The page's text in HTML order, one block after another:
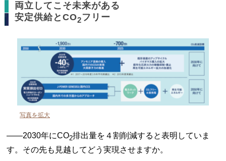
両立してこそ未来がある
安定供給とCO2フリー
写真を拡大
——2030年にCO2排出量を４割削減すると表明していま
す。その先も見越してどう実現させますか。